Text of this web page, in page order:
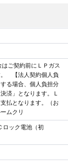
ご契約前にＬＰガス
。 【法人契約個人負
る場合、個人負担分
済」となります。Ｌ
払となります。（お
ムクリ
ック電池（初